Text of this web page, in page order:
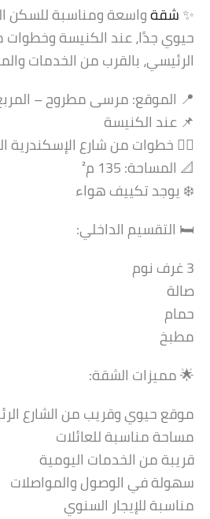
✨شقةواسعة ومناسبة للسكن
حيوي جدًا، عند الكنيسة وخطوات
الرئيسي، بالقرب من الخدمات
📍 الموقع: مرسى مطروح –
📌 عند الكنيسة
🚶‍♂️ خطوات من شارع الإسكندرية
📐 المساحة: 135 م²
❄️ يوجد تكييف هواء
🛏️ التقسيم الداخلي:
3 غرف نوم
صالة
حمام
مطبخ
🌟 مميزات الشقة:
موقع حيوي وقريب من الشارع
مساحة مناسبة للعائلات
قريبة من الخدمات اليومية
سهولة في الوصول والمواصلات
مناسبة للإيجار السنوي